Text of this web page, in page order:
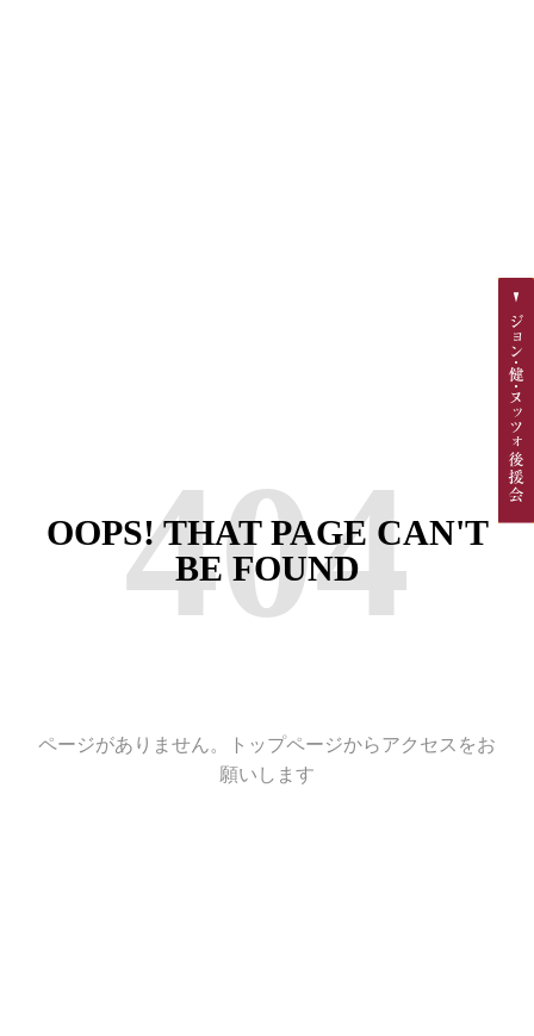
404
OOPS! THAT PAGE CAN'T
BE FOUND
ページがありません。トップページからアクセスをお
願いします